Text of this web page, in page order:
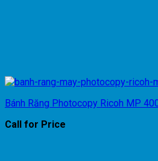
Bánh Răng Photocopy Ricoh MP
Call for Price